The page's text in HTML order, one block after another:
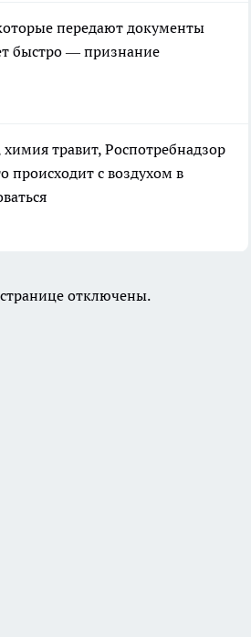
передают документы
быстро — признание
химия травит, Роспотребнадзор
происходит с воздухом в
отключены.